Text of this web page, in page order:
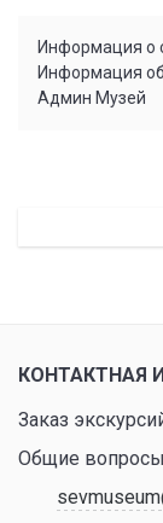
Информация о
Информация
Админ Музей
КОНТАКТНАЯ
Заказ
Общие